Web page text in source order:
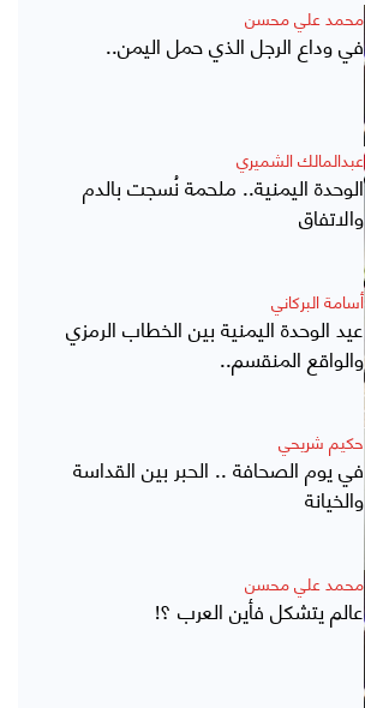
محمد علي محسن
في وداع الرجل الذي حمل اليمن..
عبدالمالك الشميري
الوحدة اليمنية.. ملحمة نُسجت بالدم
والاتفاق
أسامة البركاني
عيد الوحدة اليمنية بين الخطاب الرمزي
والواقع المنقسم..
حكيم شريحي
في يوم الصحافة .. الحبر بين القداسة
والخيانة
محمد علي محسن
عالم يتشكل فأين العرب ؟!